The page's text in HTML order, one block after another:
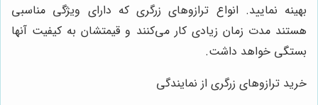
بهینه نمایید. انواع ترازوهای زرگری که دارای ویژگی مناسبی
هستند مدت زمان زیادی کار می‌کنند و قیمتشان به کیفیت آنها
بستگی خواهد داشت.
خرید ترازوهای زرگری از نمایندگی